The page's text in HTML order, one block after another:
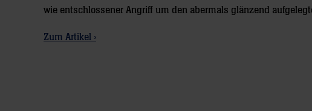
wie entschlossener Angriff um den abermals glänzend
Zum Artikel ›